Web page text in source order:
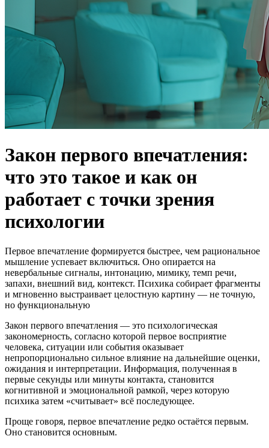
Закон первого впечатления:
что это такое и как он
работает с точки зрения
психологии
Первое впечатление формируется быстрее, чем рациональное
мышление успевает включиться. Оно опирается на
невербальные сигналы, интонацию, мимику, темп речи,
запахи, внешний вид, контекст. Психика собирает фрагменты
и мгновенно выстраивает целостную картину — не точную,
но функциональную
Закон первого впечатления — это психологическая
закономерность, согласно которой первое восприятие
человека, ситуации или события оказывает
непропорционально сильное влияние на дальнейшие оценки,
ожидания и интерпретации. Информация, полученная в
первые секунды или минуты контакта, становится
когнитивной и эмоциональной рамкой, через которую
психика затем «считывает» всё последующее.
Проще говоря, первое впечатление редко остаётся первым.
Оно становится основным.